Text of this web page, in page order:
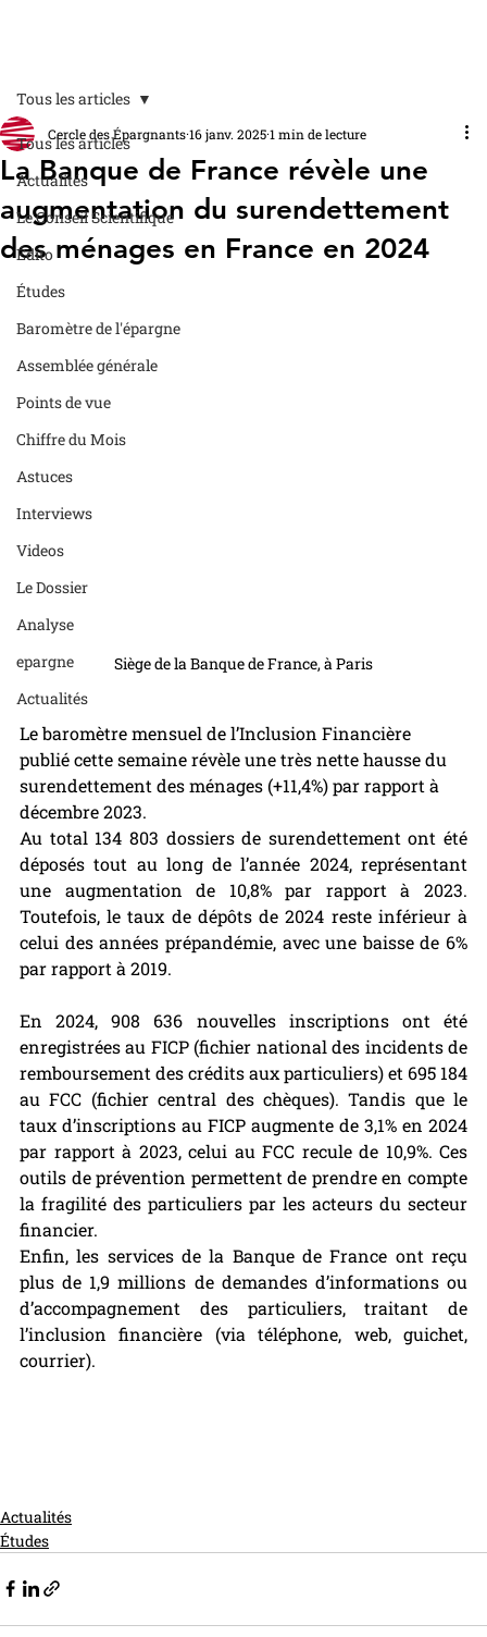
Tous les articles
Actualités
Le Conseil Scientifique
Édito
Études
Baromètre de l'épargne
Assemblée générale
Points de vue
Chiffre du Mois
Astuces
Interviews
Videos
Le Dossier
Analyse
epargne
Actualités
Tous les articles
La Banque de France révèle une
augmentation du surendettement
des ménages en France en 2024
Cercle des Épargnants16 janv. 20251 min de lecture
Siège de la Banque de France, à Paris
Le baromètre mensuel de l’Inclusion Financière
publié cette semaine révèle une très nette hausse du
surendettement des ménages (+11,4%) par rapport à
décembre 2023.
Au total 134 803 dossiers de surendettement ont été
déposés tout au long de l’année 2024, représentant
une augmentation de 10,8% par rapport à 2023.
Toutefois, le taux de dépôts de 2024 reste inférieur à
celui des années prépandémie, avec une baisse de 6%
par rapport à 2019.
En 2024, 908 636 nouvelles inscriptions ont été
enregistrées au FICP (fichier national des incidents de
remboursement des crédits aux particuliers) et 695 184
au FCC (fichier central des chèques). Tandis que le
taux d’inscriptions au FICP augmente de 3,1% en 2024
par rapport à 2023, celui au FCC recule de 10,9%. Ces
outils de prévention permettent de prendre en compte
la fragilité des particuliers par les acteurs du secteur
financier.
Enfin, les services de la Banque de France ont reçu
plus de 1,9 millions de demandes d’informations ou
d’accompagnement des particuliers, traitant de
l’inclusion financière (via téléphone, web, guichet,
courrier).
Actualités
Études